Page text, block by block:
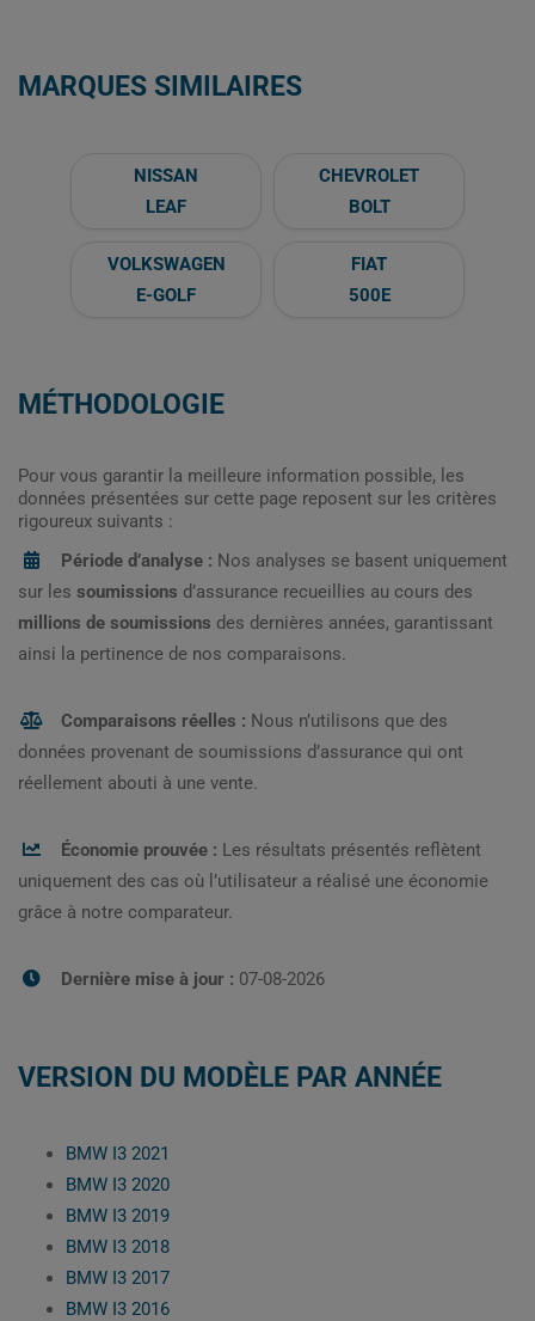
MARQUES SIMILAIRES
NISSAN
LEAF
CHEVROLET
BOLT
VOLKSWAGEN
E-GOLF
FIAT
500E
MÉTHODOLOGIE
Pour vous garantir la meilleure information possible, les
données présentées sur cette page reposent sur les critères
rigoureux suivants :
Période d’analyse : Nos analyses se basent uniquement
sur les soumissions d’assurance recueillies au cours des
millions de soumissions des dernières années, garantissant
ainsi la pertinence de nos comparaisons.
Comparaisons réelles : Nous n’utilisons que des
données provenant de soumissions d’assurance qui ont
réellement abouti à une vente.
Économie prouvée : Les résultats présentés reflètent
uniquement des cas où l’utilisateur a réalisé une économie
grâce à notre comparateur.
Dernière mise à jour : 07-08-2026
VERSION DU MODÈLE PAR ANNÉE
BMW I3 2021
BMW I3 2020
BMW I3 2019
BMW I3 2018
BMW I3 2017
BMW I3 2016